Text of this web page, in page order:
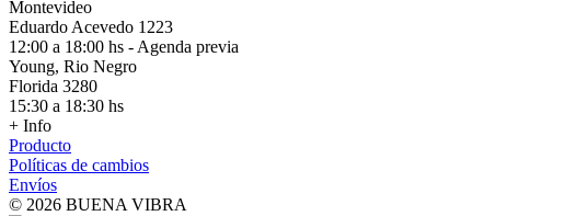
Montevideo
Eduardo Acevedo 1223
12:00 a 18:00 hs - Agenda previa
Young, Rio Negro
Florida 3280
15:30 a 18:30 hs
+ Info
Producto
Políticas de cambios
Envíos
© 2026 BUENA VIBRA